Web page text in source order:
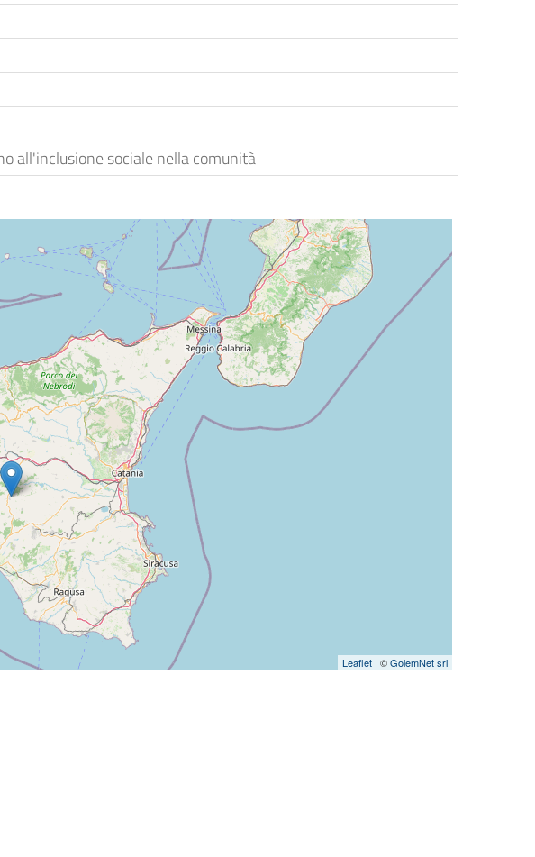
all'inclusione sociale nella comunità
Leaflet | ©GolemNet srl